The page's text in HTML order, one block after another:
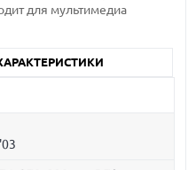
для мультимедиа